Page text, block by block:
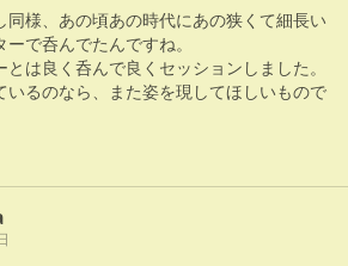
同様、あの頃あの時代にあの狭くて細長い
で呑んでたんですね。
は良く呑んで良くセッションしました。
いるのなら、また姿を現してほしいもので